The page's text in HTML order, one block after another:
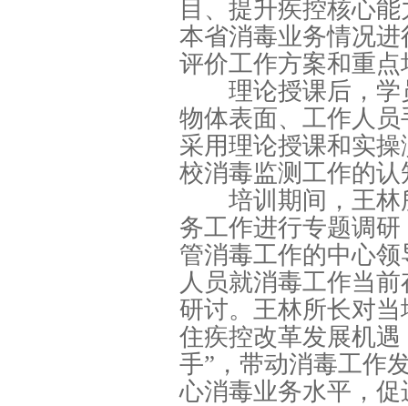
目、提升疾控核心
本省消毒业务情况
评价工作方案和重
理论授课后，学
物体表面、工作人
采用理论授课和实
校消毒监测工作的
培训期间，王林
务工作进行专题调
管消毒工作的中心
人员就消毒工作当
研讨。王林所长对
住疾控改革发展机
手”，带动消毒工作
心消毒业务水平，